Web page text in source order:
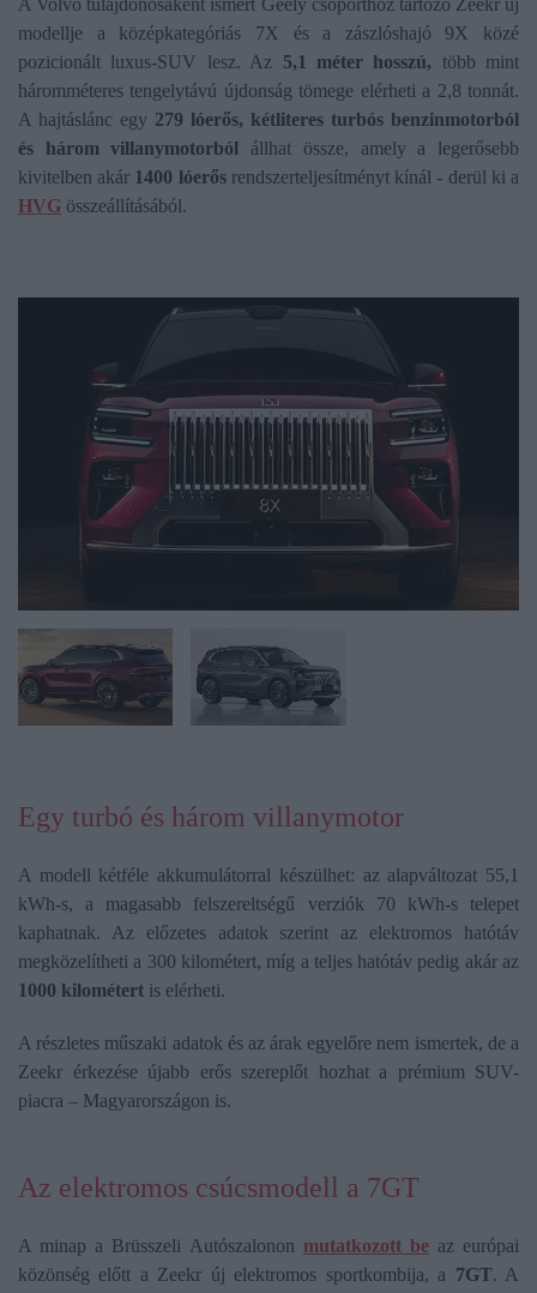
A Volvo tulajdonosaként ismert Geely csoporthoz tartozó Zeekr új
modellje a középkategóriás 7X és a zászlóshajó 9X közé
pozicionált luxus-SUV lesz. Az 5,1 méter hosszú, több mint
háromméteres tengelytávú újdonság tömege elérheti a 2,8 tonnát.
A hajtáslánc egy 279 lóerős, kétliteres turbós benzinmotorból
és három villanymotorból állhat össze, amely a legerősebb
kivitelben akár 1400 lóerősrendszerteljesítményt kínál - derül ki a
HVG összeállításából.
Egy turbó és három villanymotor
A modell kétféle akkumulátorral készülhet: az alapváltozat 55,1
kWh-s, a magasabb felszereltségű verziók 70 kWh-s telepet
kaphatnak. Az előzetes adatok szerint az elektromos hatótáv
megközelítheti a 300 kilométert, míg a teljes hatótáv pedig akár az
1000 kilométert is elérheti.
A részletes műszaki adatok és az árak egyelőre nem ismertek, de a
Zeekr érkezése újabb erős szereplőt hozhat a prémium SUV-
piacra – Magyarországon is.
Az elektromos csúcsmodell a 7GT
A minap a Brüsszeli Autószalonon mutatkozott beaz európai
közönség előtt a Zeekr új elektromos sportkombija, a 7GT. A